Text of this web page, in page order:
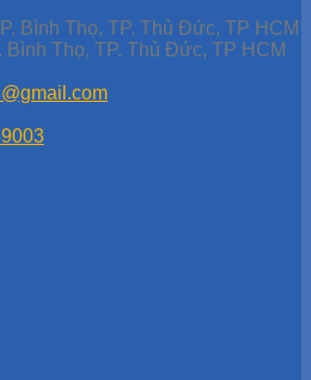
Bình Thọ, TP. Thủ Đức, TP HCM
Bình Thọ, TP. Thủ Đức, TP HCM